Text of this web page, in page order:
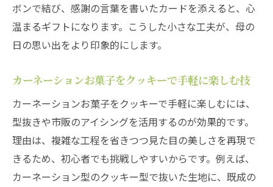
ボンで結び、感謝の言葉を書いたカードを添えると、心
温まるギフトになります。こうした小さな工夫が、母の
日の思い出をより印象的にします。
カーネーションお菓子をクッキーで手軽に楽しむ技
カーネーションお菓子をクッキーで手軽に楽しむには、
型抜きや市販のアイシングを活用するのが効果的です。
理由は、複雑な工程を省きつつ見た目の美しさを再現で
きるため、初心者でも挑戦しやすいからです。例えば、
カーネーション型のクッキー型で抜いた生地に、既成の